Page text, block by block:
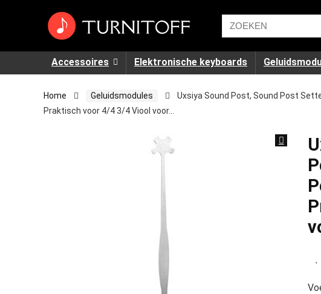
Accessoires Elektronische keyboards
Home Geluidsmodules
Uxsiya Sound Post, Sound Post
Praktisch voor 4/4 3/4 Viool voor…